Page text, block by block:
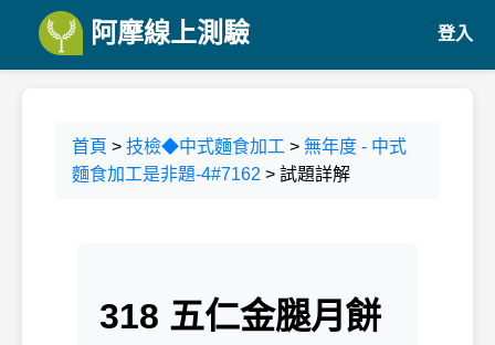
阿摩線上測驗 登入
首頁 > 技檢◆中式麵食加工 > 無年度 - 中式
麵食加工是非題-4#7162 > 試題詳解
318 五仁金腿月餅